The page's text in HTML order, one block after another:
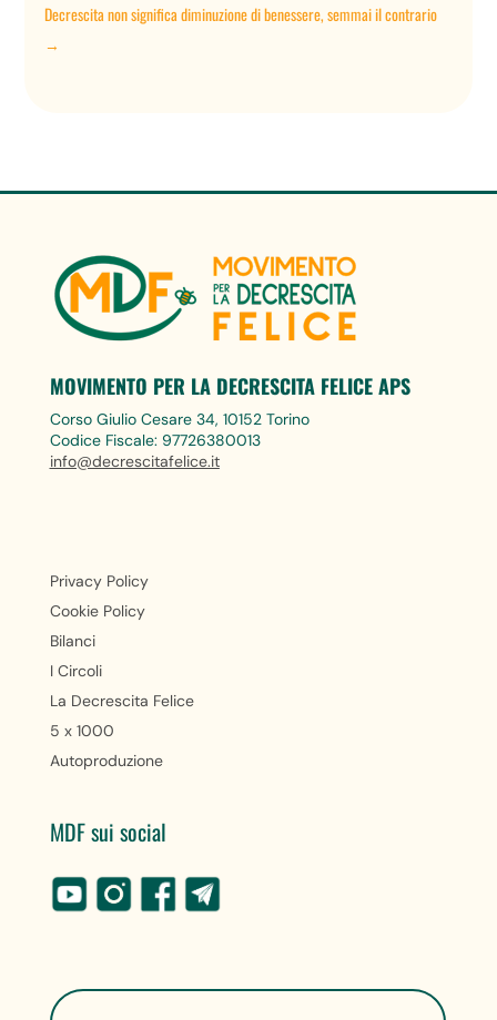
Decrescita non significa diminuzione di benessere, semmai il contrario
→
MOVIMENTO PER LA DECRESCITA FELICE APS
Corso Giulio Cesare 34, 10152 Torino
Codice Fiscale: 97726380013
info@decrescitafelice.it
Privacy Policy
Cookie Policy
Bilanci
I Circoli
La Decrescita Felice
5 x 1000
Autoproduzione
MDF sui social